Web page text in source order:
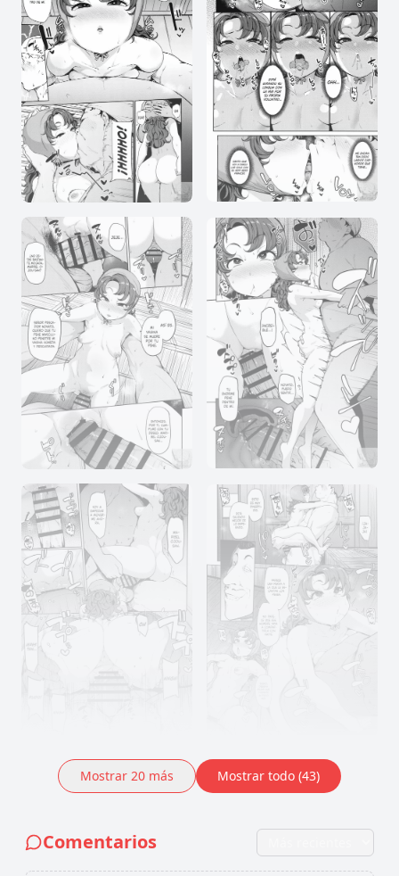
Mostrar 20 más Mostrar todo (43)
Comentarios